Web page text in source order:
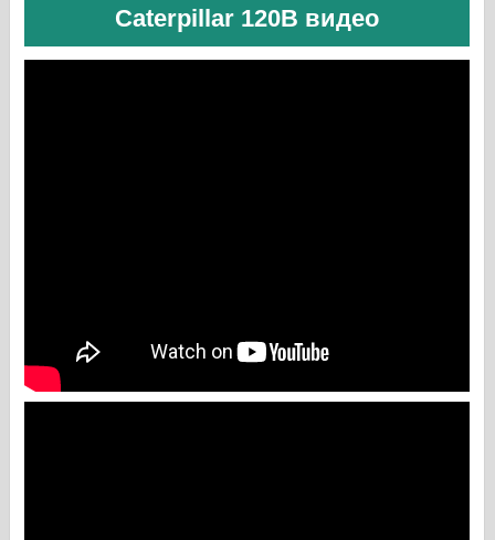
Caterpillar 120B видео